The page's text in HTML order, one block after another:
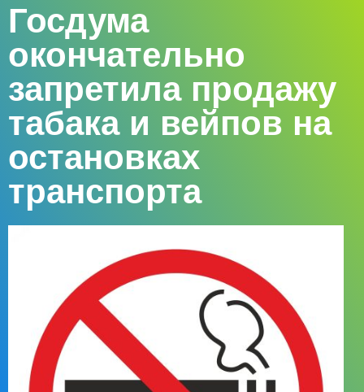
Госдума
окончательно
запретила продажу
табака и вейпов на
остановках
транспорта